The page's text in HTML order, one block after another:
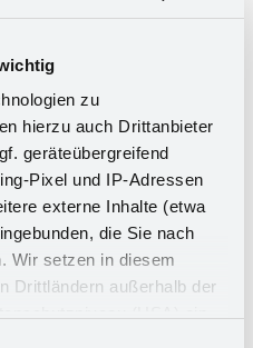
zu
hierzu auch Drittanbieter
geräteübergreifend
Pixel und IP-Adressen
externe Inhalte (etwa
die Sie nach
Wir setzen in diesem
Drittländern außerhalb der